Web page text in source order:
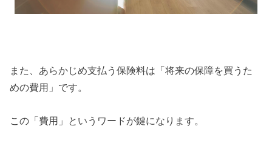
また、あらかじめ支払う保険料は「将来の保障を買うた
めの費用」です。
この「費用」というワードが鍵になります。